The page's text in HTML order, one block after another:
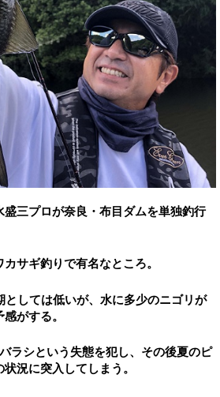
三プロが奈良・布目ダムを単独釣行
サギ釣りで有名なところ。
しては低いが、 水に多少のニゴリが
がする。
ラシという失態を犯し、 その後夏のピ
況に突入してしまう。